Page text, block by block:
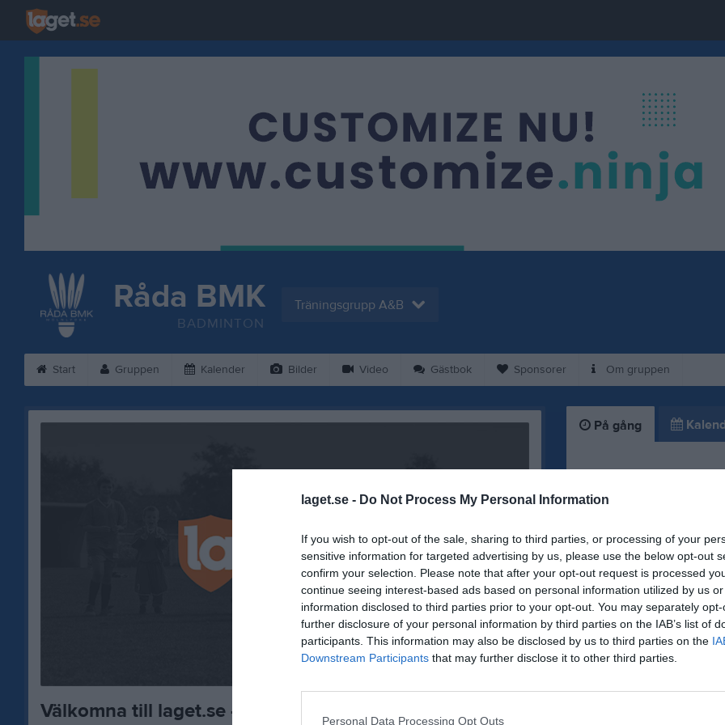
laget.se - Do Not Process My Personal Information
If you wish to opt-out of the sale, sharing to third parties, or processing of your
sensitive information for targeted advertising by us, please use the below opt-out
confirm your selection. Please note that after your opt-out request is processed
continue seeing interest-based ads based on personal information utilized by us
information disclosed to third parties prior to your opt-out. You may separately
further disclosure of your personal information by third parties on the IAB’s list of
participants. This information may also be disclosed by us to third parties on the
Downstream Participants that may further disclose it to other third parties.
Personal Data Processing Opt Outs
Råda BMK
BADMINTON
Träningsgrupp A&B
Start Gruppen Kalender Bilder Video Gästbok Sponsorer Om gruppen
Välkomna till laget.se – Här finns viktig information!
På gång